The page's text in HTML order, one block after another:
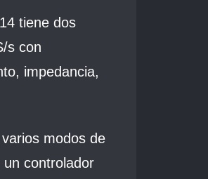
tiene dos
s con
impedancia,
modos de
controlador